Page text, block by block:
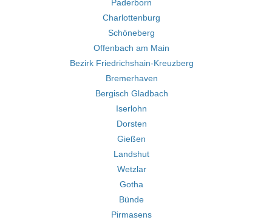
Paderborn
Charlottenburg
Schöneberg
Offenbach am Main
Bezirk Friedrichshain-Kreuzberg
Bremerhaven
Bergisch Gladbach
Iserlohn
Dorsten
Gießen
Landshut
Wetzlar
Gotha
Bünde
Pirmasens